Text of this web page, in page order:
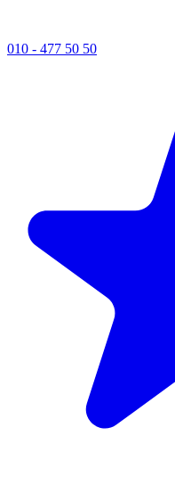
010 - 477 50 50